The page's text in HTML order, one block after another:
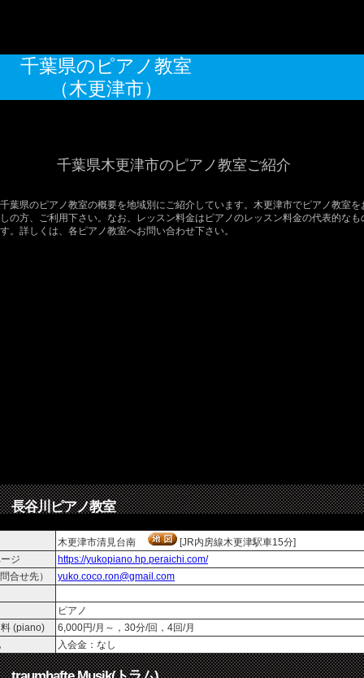
千葉県のピアノ教室
（木更津市）
千葉県木更津市のピアノ教室ご紹介
千葉県のピアノ教室の概要を地域別にご紹介しています。木更津市でピアノ教室を
しの方、ご利用下さい。なお、レッスン料金はピアノのレッスン料金の代表的なも
す。詳しくは、各ピアノ教室へお問い合わせ下さい。
長谷川ピアノ教室
木更津市清見台南
[JR内房線木更津駅車15分]
ジ
https://yukopiano.hp.peraichi.com/
合せ先）
yuko.coco.ron@gmail.com
ピアノ
(piano)
6,000円/月～，30分/回，4回/月
入会金：なし